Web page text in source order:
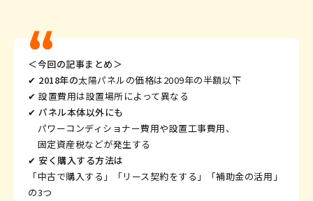
選ばれる理由
お役立ちコラム
会社概要
0120-019-600
受付時間 9:00〜17:00不定休
＜今回の記事まとめ＞
✔︎ 2018年の太陽パネルの価格は2009年の半額以下
✔︎設置費用は設置場所によって異なる
✔︎ パネル本体以外にも
パワーコンディショナー費用や設置工事費用、
固定資産税などが発生する
✔︎ 安く購入する方法は
「中古で購入する」「リース契約をする」「補助金の活用」
の3つ